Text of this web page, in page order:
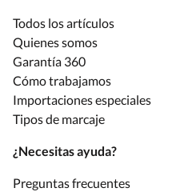
Todos los artículos
Quienes somos
Garantía 360
Cómo trabajamos
Importaciones especiales
Tipos de marcaje
¿Necesitas ayuda?
Preguntas frecuentes